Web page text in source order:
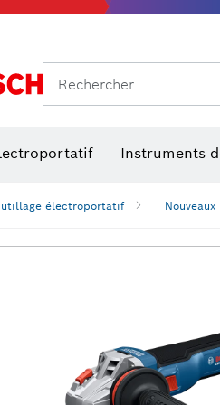
Rechercher
Instruments
électroportatif